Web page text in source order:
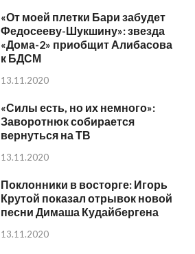
«От моей плетки Бари забудет
Федосееву-Шукшину»: звезда
«Дома-2» приобщит Алибасова
к БДСМ
13.11.2020
«Силы есть, но их немного»:
Заворотнюк собирается
вернуться на ТВ
13.11.2020
Поклонники в восторге: Игорь
Крутой показал отрывок новой
песни Димаша Кудайбергена
13.11.2020